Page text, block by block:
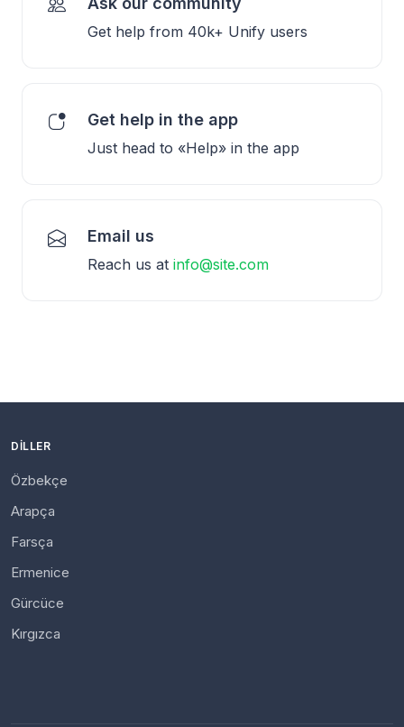
Get help from 40k+ Unify users
Get help in the app
Just head to «Help» in the app
Email us
Reach us at info@site.com
DILLER
Özbekçe
Arapça
Farsça
Ermenice
Gürcüce
Kırgızca